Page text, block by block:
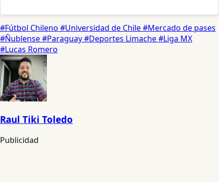
#Fútbol Chileno #Universidad de Chile#Mercado de pases
#Ñublense#Paraguay#Deportes Limache#Liga MX
#Lucas Romero
Raul Tiki Toledo
Publicidad